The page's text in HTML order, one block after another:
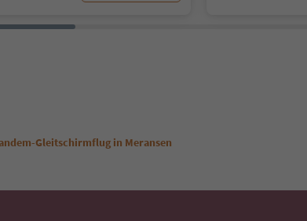
Gleitschirmflug in Meransen